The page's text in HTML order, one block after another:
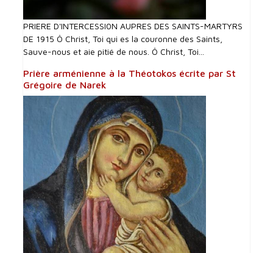
PRIERE D'INTERCESSI0N AUPRES DES SAINTS-MARTYRS
DE 1915 Ô Christ, Toi qui es la couronne des Saints,
Sauve-nous et aie pitié de nous. Ô Christ, Toi...
Prière arménienne à la Théotokos écrite par St
Grégoire de Narek